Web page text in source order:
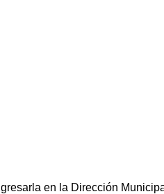
en la Dirección